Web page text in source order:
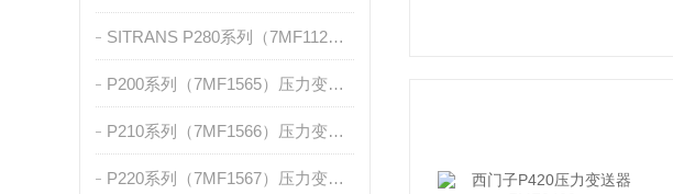
SITRANS P280系列（7MF1120）
P200系列（7MF1565）压力变送器
P210系列（7MF1566）压力变送器
P220系列（7MF1567）压力变送器